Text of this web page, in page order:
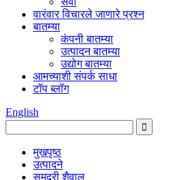
वारंवार विचारले जाणारे प्रश्न
बातम्या
कंपनी बातम्या
उत्पादन बातम्या
उद्योग बातम्या
आमच्याशी संपर्क साधा
टॉप ब्लॉग
English
मुखपृष्ठ
उत्पादने
समुद्री शैवाल